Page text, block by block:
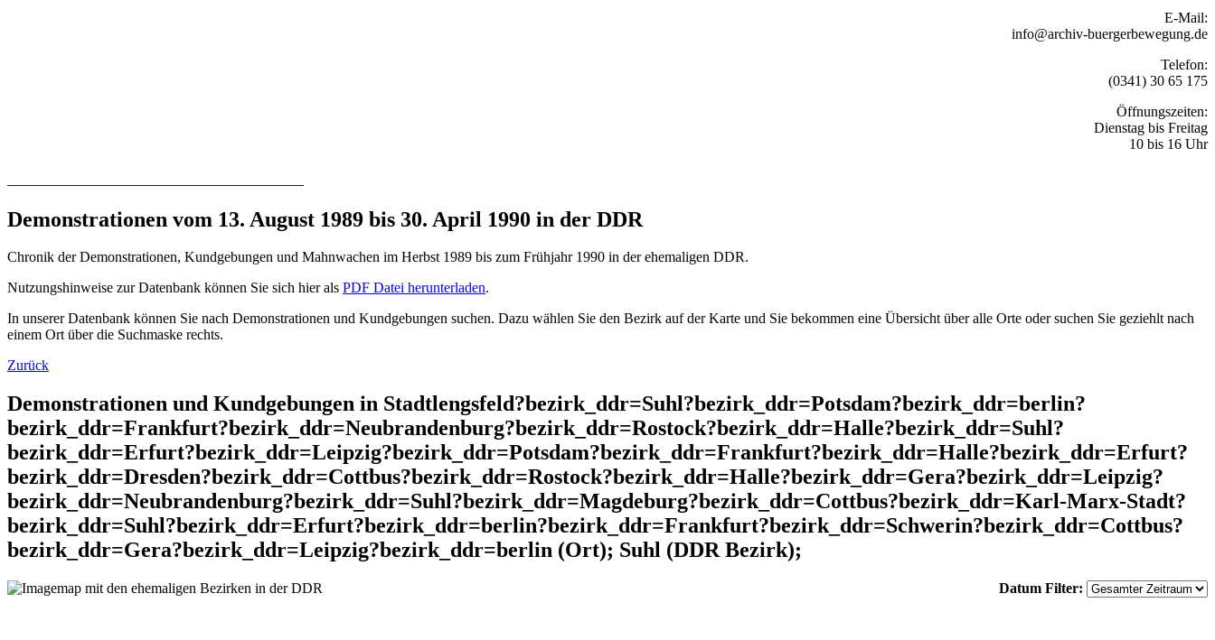
E-Mail:
info@archiv-buergerbewegung.de
Telefon:
(0341) 30 65 175
Öffnungszeiten:
Dienstag bis Freitag
10 bis 16 Uhr
Demonstrationen vom 13. August 1989 bis 30. April 1990 in der DDR
Chronik der Demonstrationen, Kundgebungen und Mahnwachen im Herbst 1989 bis zum Frühjahr 1990 in der ehemaligen DDR.
Nutzungshinweise zur Datenbank können Sie sich hier als PDF Datei herunterladen.
In unserer Datenbank können Sie nach Demonstrationen und Kundgebungen suchen. Dazu wählen Sie den Bezirk auf der Karte und Sie bekommen eine Übersicht über alle Orte oder suchen Sie geziehlt nach
einem Ort über die Suchmaske rechts.
Zurück
Demonstrationen und Kundgebungen in Stadtlengsfeld?bezirk_ddr=Suhl?bezirk_ddr=Potsdam?bezirk_ddr=berlin?
bezirk_ddr=Frankfurt?bezirk_ddr=Neubrandenburg?bezirk_ddr=Rostock?bezirk_ddr=Halle?bezirk_ddr=Suhl?
bezirk_ddr=Erfurt?bezirk_ddr=Leipzig?bezirk_ddr=Potsdam?bezirk_ddr=Frankfurt?bezirk_ddr=Halle?bezirk_ddr=Erfurt?
bezirk_ddr=Dresden?bezirk_ddr=Cottbus?bezirk_ddr=Rostock?bezirk_ddr=Halle?bezirk_ddr=Gera?bezirk_ddr=Leipzig?
bezirk_ddr=Neubrandenburg?bezirk_ddr=Suhl?bezirk_ddr=Magdeburg?bezirk_ddr=Cottbus?bezirk_ddr=Karl-Marx-Stadt?
bezirk_ddr=Suhl?bezirk_ddr=Erfurt?bezirk_ddr=berlin?bezirk_ddr=Frankfurt?bezirk_ddr=Schwerin?bezirk_ddr=Cottbus?
bezirk_ddr=Gera?bezirk_ddr=Leipzig?bezirk_ddr=berlin (Ort); Suhl (DDR Bezirk);
Datum Filter: